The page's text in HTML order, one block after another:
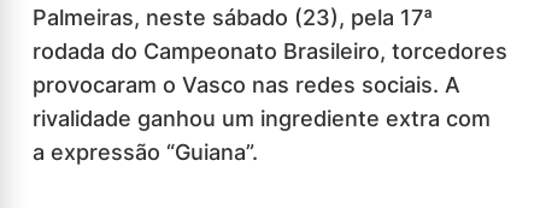
Palmeiras, neste sábado (23), pela 17ª
rodada do Campeonato Brasileiro, torcedores
provocaram o Vasco nas redes sociais. A
rivalidade ganhou um ingrediente extra com
a expressão “Guiana”.